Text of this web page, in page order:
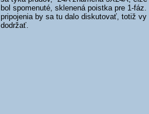
bol spomenuté, sklenená poistka pre 1-
pripojenia by sa tu dalo diskutovať, totiž
dodržať.